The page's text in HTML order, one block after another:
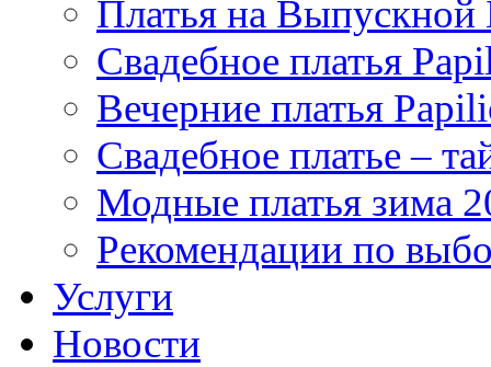
Платья на Выпускной
Свадебное платья
Вечерние платья
Свадебное платье –
Модные платья зима
Рекомендации по
Услуги
Новости